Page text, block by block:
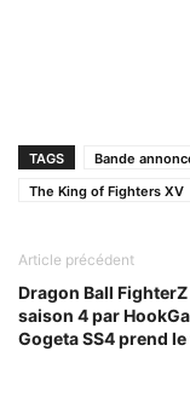
TAGS Bande
The King of Fighters XV
Article précédent
Dragon Ball
saison 4 par
Gogeta SS4 prend